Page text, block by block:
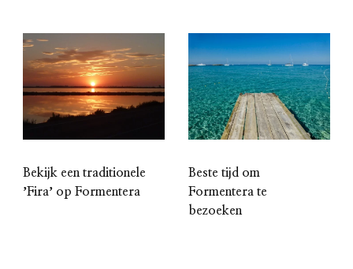
Bekijk een traditionele
ʼFiraʼ op Formentera
Beste tijd om
Formentera te
bezoeken